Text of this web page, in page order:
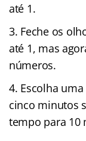
até 1.
Feche os
até 1, mas
números.
Escolha
cinco minutos
tempo para 10